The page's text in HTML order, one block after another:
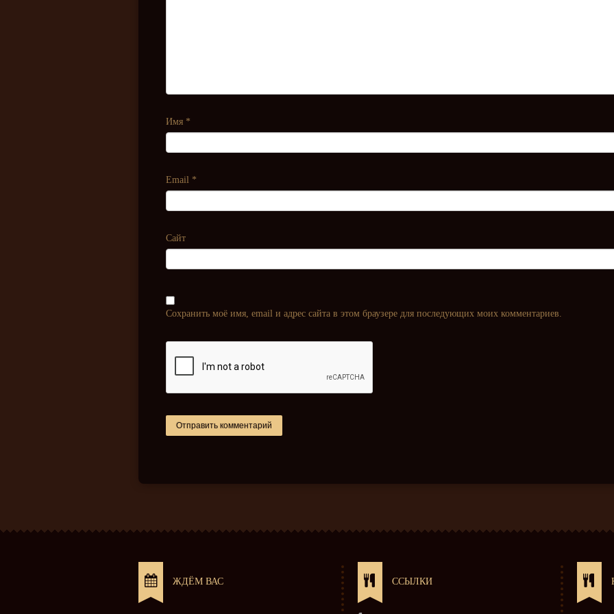
Имя *
Email *
Сайт
Сохранить моё имя, email и адрес сайта в этом браузере для последующих моих комментариев.
ЖДЁМ ВАС ССЫЛКИ